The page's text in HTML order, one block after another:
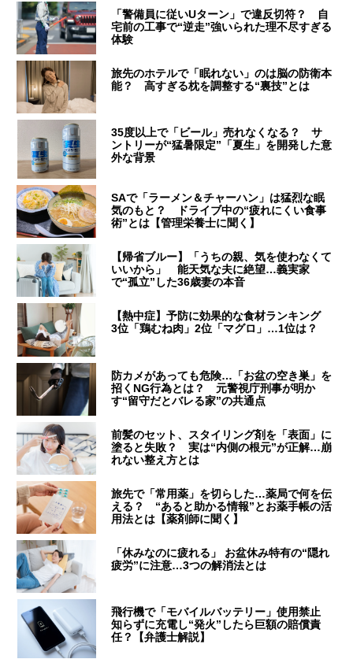
「警備員に従いUターン」で違反切符？ 自
宅前の工事で“逆走”強いられた理不尽すぎる
体験
旅先のホテルで「眠れない」のは脳の防衛本
能？ 高すぎる枕を調整する“裏技”とは
35度以上で「ビール」売れなくなる？ サ
ントリーが“猛暑限定”「夏生」を開発した意
外な背景
SAで「ラーメン＆チャーハン」は猛烈な眠
気のもと？ ドライブ中の“疲れにくい食事
術”とは【管理栄養士に聞く】
【帰省ブルー】「うちの親、気を使わなくて
いいから」 能天気な夫に絶望…義実家
で“孤立”した36歳妻の本音
【熱中症】予防に効果的な食材ランキング
3位「鶏むね肉」2位「マグロ」…1位は？
防カメがあっても危険…「お盆の空き巣」を
招くNG行為とは？ 元警視庁刑事が明か
す“留守だとバレる家”の共通点
前髪のセット、スタイリング剤を「表面」に
塗ると失敗？ 実は“内側の根元”が正解…崩
れない整え方とは
旅先で「常用薬」を切らした…薬局で何を伝
える？ “あると助かる情報”とお薬手帳の活
用法とは【薬剤師に聞く】
「休みなのに疲れる」 お盆休み特有の“隠れ
疲労”に注意…3つの解消法とは
飛行機で「モバイルバッテリー」使用禁止
知らずに充電し“発火”したら巨額の賠償責
任？【弁護士解説】